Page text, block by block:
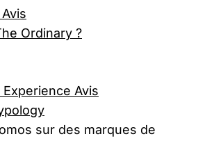
Ordinary ?
Avis
sur des marques de